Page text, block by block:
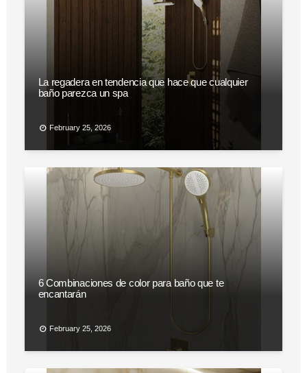
La regadera en tendencia que hace que cualquier
baño parezca un spa
February 25, 2026
6 Combinaciones de color para baño que te
encantarán
February 25, 2026